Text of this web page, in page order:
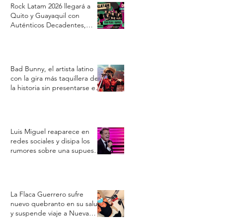
Rock Latam 2026 llegará a
Quito y Guayaquil con
Auténticos Decadentes,
Bad Bunny, el artista latino
con la gira más taquillera de
la historia sin presentarse en
Luis Miguel reaparece en
redes sociales y disipa los
rumores sobre una supuesta
La Flaca Guerrero sufre
nuevo quebranto en su salud
y suspende viaje a Nueva